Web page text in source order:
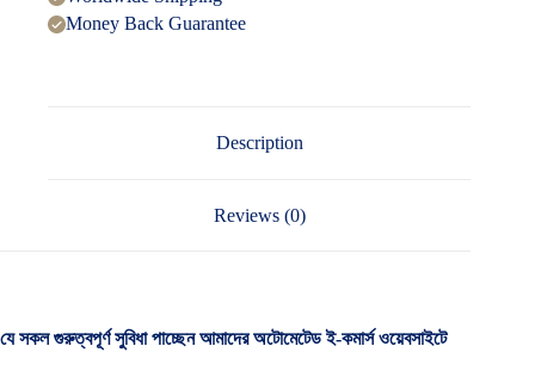
Money Back Guarantee
Description
Reviews (0)
যে সকল গুরুত্বপূর্ণ সুবিধা পাচ্ছেন আমাদের অটোমেটেড ই-কমার্স ওয়েবসাইটে